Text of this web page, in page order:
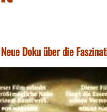
Doku über die